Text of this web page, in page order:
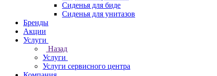
Сиденья для биде
Сиденья для унитазов
Бренды
Акции
Услуги
Назад
Услуги
Услуги сервисного центра